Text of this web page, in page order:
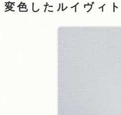
変色したルイヴィ